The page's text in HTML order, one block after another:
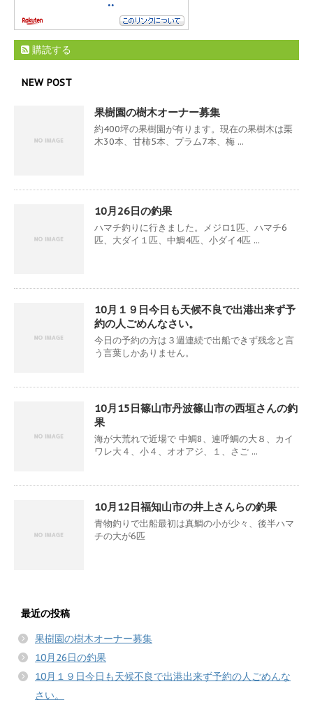
購読する
NEW POST
果樹園の樹木オーナー募集
約400坪の果樹園が有ります。現在の果樹木は栗
木30本、甘柿5本、プラム7本、梅 ...
10月26日の釣果
ハマチ釣りに行きました。メジロ1匹、ハマチ6
匹、大ダイ１匹、中鯛4匹、小ダイ4匹 ...
10月１９日今日も天候不良で出港出来ず予
約の人ごめんなさい。
今日の予約の方は３週連続で出船できず残念と言
う言葉しかありません。
10月15日篠山市丹波篠山市の西垣さんの釣
果
海が大荒れで近場で 中鯛8、連呼鯛の大８、カイ
ワレ大４、小４、オオアジ、１、さご ...
10月12日福知山市の井上さんらの釣果
青物釣りで出船最初は真鯛の小が少々、後半ハマ
チの大が6匹
最近の投稿
果樹園の樹木オーナー募集
10月26日の釣果
10月１９日今日も天候不良で出港出来ず予約の人ごめんな
さい。